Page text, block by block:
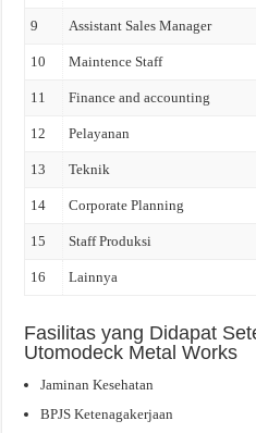
9 Assistant Sales Manager
10 Maintence Staff
11 Finance and accounting
12 Pelayanan
13 Teknik
14 Corporate Planning
15 Staff Produksi
16 Lainnya
Fasilitas yang Didapat
Utomodeck Metal Works
Jaminan Kesehatan
BPJS Ketenagakerjaan